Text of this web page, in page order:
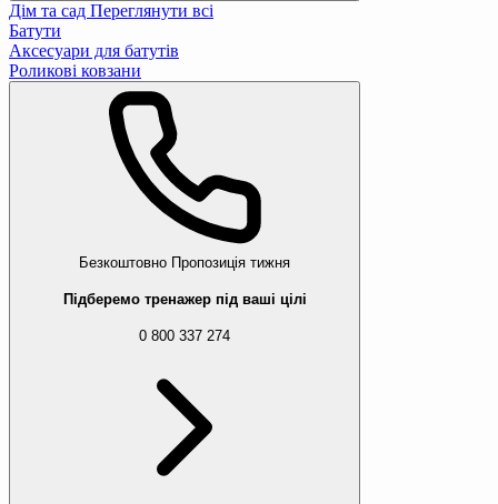
Дім та сад Переглянути всі
Батути
Аксесуари для батутів
Роликові ковзани
Безкоштовно Пропозиція тижня
Підберемо тренажер під ваші цілі
0 800 337 274